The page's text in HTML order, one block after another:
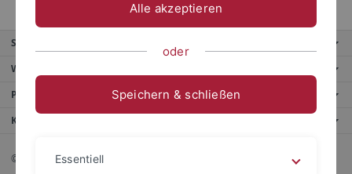
Service
Weitere Angebote
Portale
Kontaktinfo
© 2026 Eberhard Karls Universität Tübingen, Tübingen
Alle akzeptieren
oder
Speichern & schließen
Essentiell